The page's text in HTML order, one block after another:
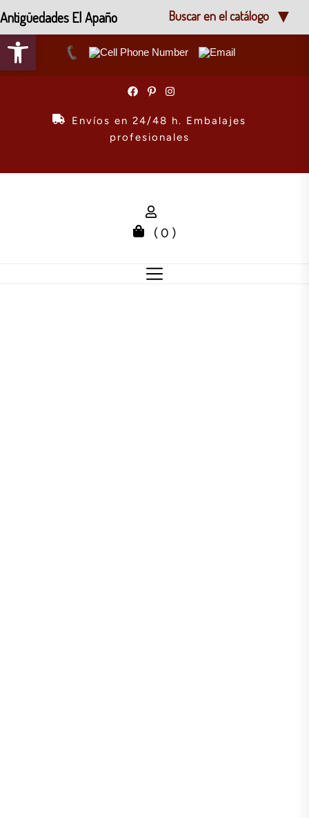
Abrir barra de herramientas
Envíos en 24/48 h. Embalajes
profesionales
( 0 )
Antigüedades El Apaño Buscar en el catálogo